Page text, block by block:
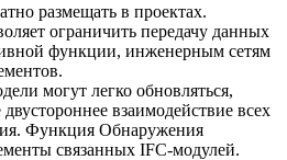
размещать в проектах.
ограничить передачу данных
функции, инженерным сетям
могут легко обновляться,
взаимодействие всех
Функция Обнаружения
связанных IFC-модулей.